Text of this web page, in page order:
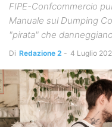
FIPE-Confcommercio
Manuale sul Dumping
"pirata" che
Di Redazione 2 - 4 Luglio